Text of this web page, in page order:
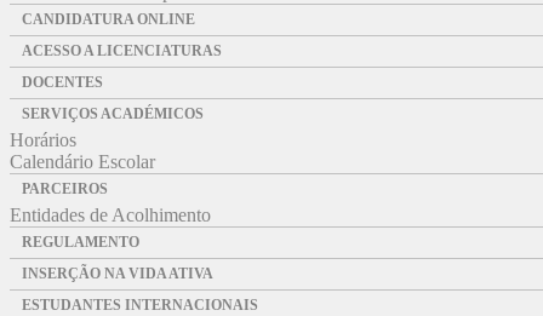
CANDIDATURA ONLINE
ACESSO A LICENCIATURAS
DOCENTES
SERVIÇOS ACADÉMICOS
Horários
Calendário Escolar
PARCEIROS
Entidades de Acolhimento
REGULAMENTO
INSERÇÃO NA VIDA ATIVA
ESTUDANTES INTERNACIONAIS